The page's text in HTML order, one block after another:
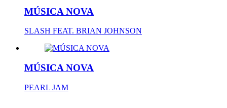
MÚSICA NOVA
SLASH FEAT. BRIAN JOHNSON
MÚSICA NOVA
PEARL JAM